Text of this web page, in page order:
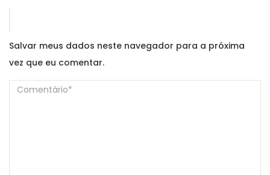
Salvar meus dados neste navegador para a próxima
vez que eu comentar.